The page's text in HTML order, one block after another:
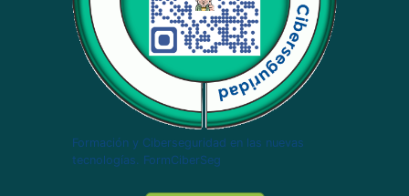
Formación y Ciberseguridad en las nuevas
tecnologías. FormCiberSeg